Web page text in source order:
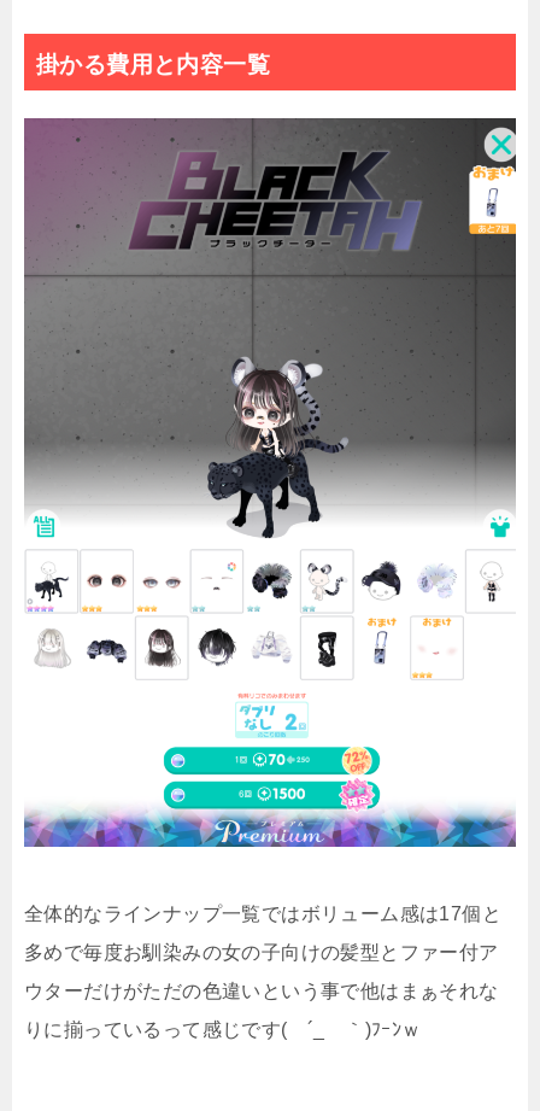
掛かる費用と内容一覧
全体的なラインナップ一覧ではボリューム感は17個と
多めで毎度お馴染みの女の子向けの髪型とファー付ア
ウターだけがただの色違いという事で他はまぁそれな
りに揃っているって感じです( ´_ゝ｀)ﾌｰﾝｗ